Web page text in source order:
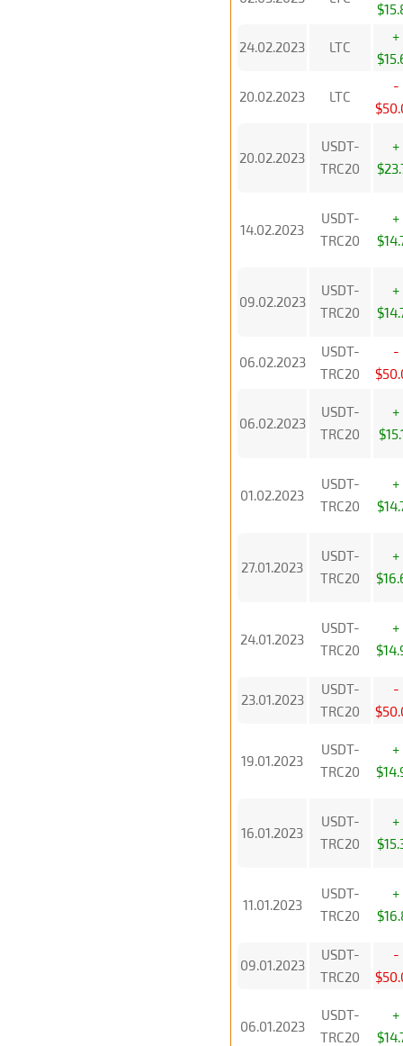
24.02.2023 LTC
+
20.02.2023 LTC
-
20.02.2023
USDT-
TRC20
+
14.02.2023
USDT-
TRC20
+
09.02.2023
USDT-
TRC20
+
06.02.2023
USDT-
TRC20
-
06.02.2023
USDT-
TRC20
+
01.02.2023
USDT-
TRC20
+
27.01.2023
USDT-
TRC20
+
24.01.2023
USDT-
TRC20
+
23.01.2023
USDT-
TRC20
-
19.01.2023
USDT-
TRC20
+
16.01.2023
USDT-
TRC20
+
11.01.2023
USDT-
TRC20
+
09.01.2023
USDT-
TRC20
-
06.01.2023
USDT-
TRC20
+